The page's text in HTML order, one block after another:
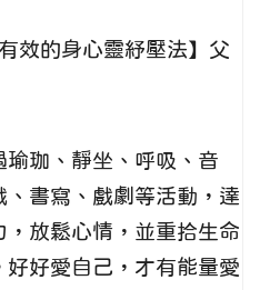
效的身心靈紓壓法】父
瑜珈、靜坐、呼吸、音
、書寫、戲劇等活動，達
，放鬆心情，並重拾生命
好好愛自己，才有能量愛